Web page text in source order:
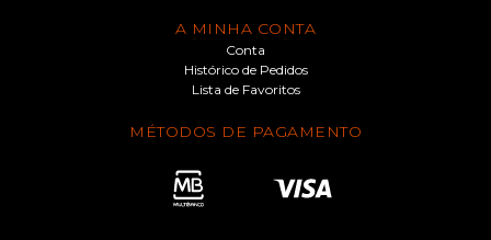
A MINHA CONTA
Conta
Histórico de Pedidos
Lista de Favoritos
MÉTODOS DE PAGAMENTO